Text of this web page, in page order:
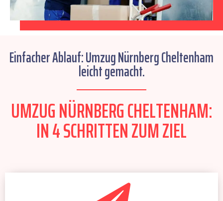
Einfacher Ablauf: Umzug Nürnberg Cheltenham
leicht gemacht.
UMZUG NÜRNBERG CHELTENHAM:
IN 4 SCHRITTEN ZUM ZIEL